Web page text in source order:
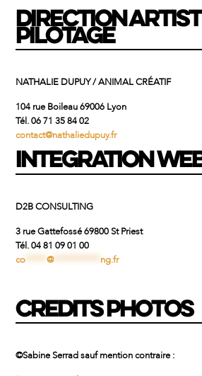
DIRECTION
PILOTAGE
NATHALIE DUPUY / ANIMAL CRÉATIF
104 rue Boileau 69006 Lyon
Tél. 06 71 35 84 02
contact@nathaliedupuy.fr
INTEGRATION
D2B CONSULTING
3 rue Gattefossé 69800 St Priest
Tél. 04 81 09 01 00
co***** @*********** ng.fr
CREDITS PHOTOS
©Sabine Serrad sauf mention contraire :